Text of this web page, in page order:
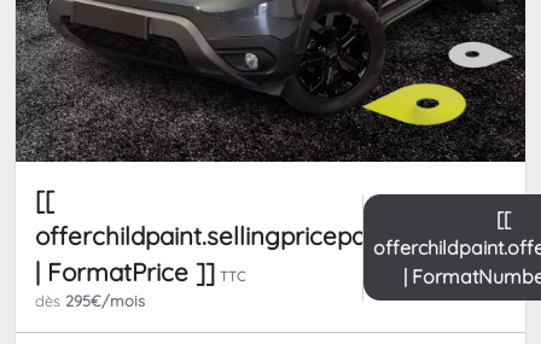
[[
offerchildpaint.sellingpricepart_ttc
| FormatPrice ]] TTC
dès 295€/mois
[[
|